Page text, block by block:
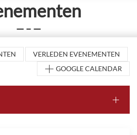
— – —
VERLEDEN EVENEMENTEN
GOOGLE CALENDAR